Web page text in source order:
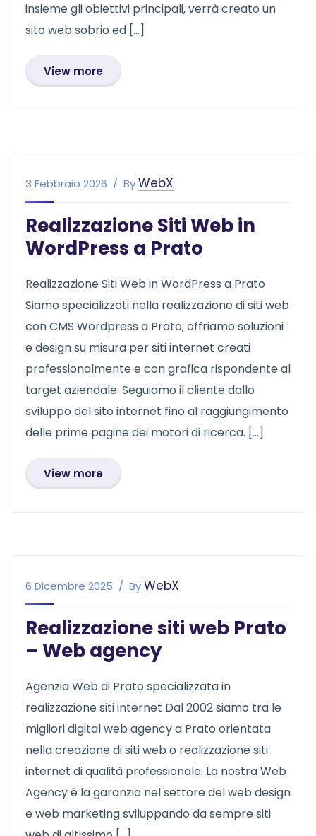
insieme gli obiettivi principali, verrà creato un
sito web sobrio ed […]
View more
3 Febbraio 2026 ByWebX
Realizzazione Siti Web in
WordPress a Prato
Realizzazione Siti Web in WordPress a Prato
Siamo specializzati nella realizzazione di siti web
con CMS Wordpress a Prato; offriamo soluzioni
e design su misura per siti internet creati
professionalmente e con grafica rispondente al
target aziendale. Seguiamo il cliente dallo
sviluppo del sito internet fino al raggiungimento
delle prime pagine dei motori di ricerca. […]
View more
6 Dicembre 2025 ByWebX
Realizzazione siti web Prato
– Web agency
Agenzia Web di Prato specializzata in
realizzazione siti internet Dal 2002 siamo tra le
migliori digital web agency a Prato orientata
nella creazione di siti web o realizzazione siti
internet di qualità professionale. La nostra Web
Agency è la garanzia nel settore del web design
e web marketing sviluppando da sempre siti